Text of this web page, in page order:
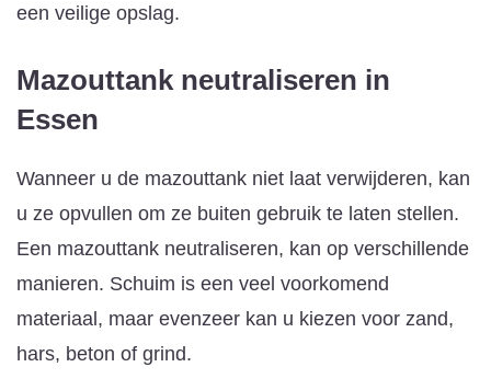
een veilige opslag.
Mazouttank neutraliseren in
Essen
Wanneer u de mazouttank niet laat verwijderen, kan
u ze opvullen om ze buiten gebruik te laten stellen.
Een mazouttank neutraliseren, kan op verschillende
manieren. Schuim is een veel voorkomend
materiaal, maar evenzeer kan u kiezen voor zand,
hars, beton of grind.